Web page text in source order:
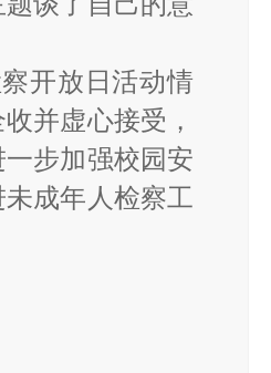
开放日活动情
并虚心接受，
步加强校园安
成年人检察工